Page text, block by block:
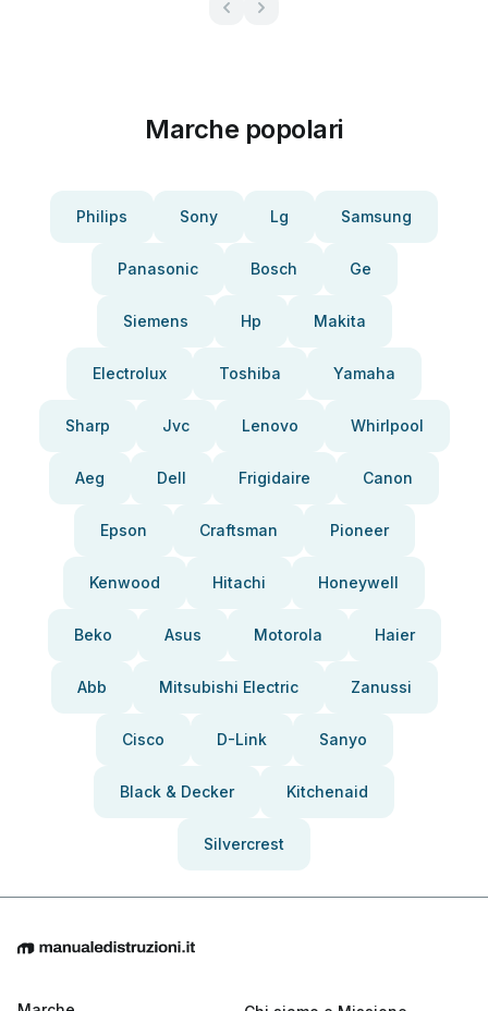
Marche popolari
Philips Sony Lg Samsung
Panasonic Bosch Ge
Siemens Hp Makita
Electrolux Toshiba Yamaha
Sharp Jvc Lenovo Whirlpool
Aeg Dell Frigidaire Canon
Epson Craftsman Pioneer
Kenwood Hitachi Honeywell
Beko Asus Motorola Haier
Abb Mitsubishi Electric Zanussi
Cisco D-Link Sanyo
Black & Decker Kitchenaid
Silvercrest